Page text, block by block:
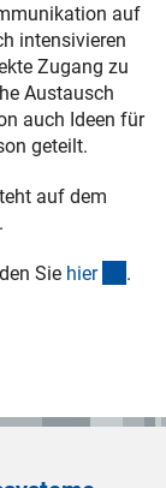
auf
intensivieren
Zugang zu
Austausch
auch Ideen für
geteilt.
Link)
auf dem
Sie hier .